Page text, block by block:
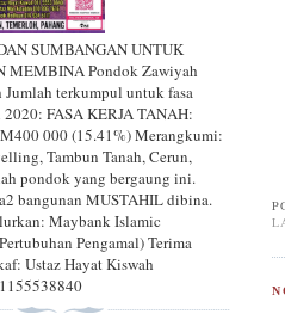
SUMBANGAN UNTUK
MEMBINA Pondok Zawiyah
Jumlah terkumpul untuk fasa
2020: FASA KERJA TANAH:
000 (15.41%) Merangkumi:
Tambun Tanah, Cerun,
pondok yang bergaung ini.
bangunan MUSTAHIL dibina.
Maybank Islamic
Pengamal) Terima
Ustaz Hayat Kiswah